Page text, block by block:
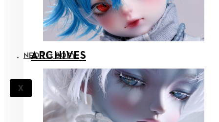
ARCHIVES
X
NEOR 13 BODY